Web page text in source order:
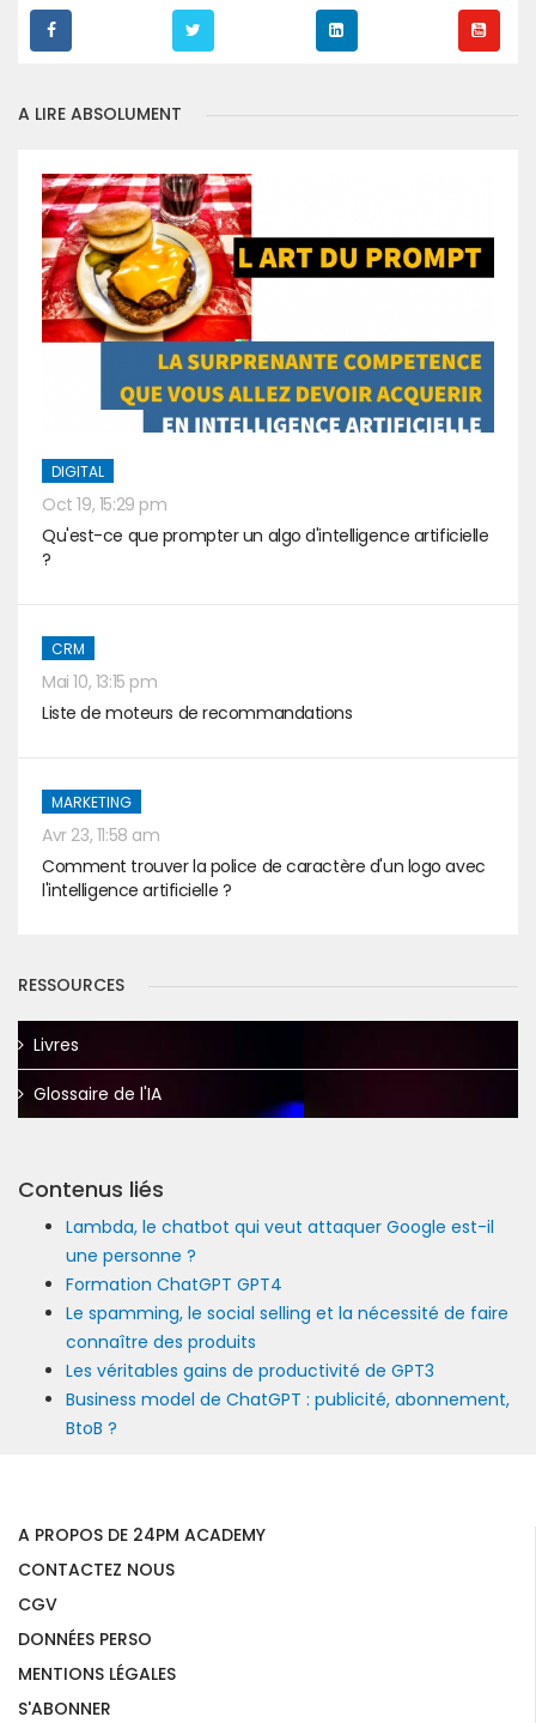
A LIRE ABSOLUMENT
DIGITAL
Oct 19, 15:29 pm
Qu'est-ce que prompter un algo d'intelligence artificielle
?
CRM
Mai 10, 13:15 pm
Liste de moteurs de recommandations
MARKETING
Avr 23, 11:58 am
Comment trouver la police de caractère d'un logo avec
l'intelligence artificielle ?
RESSOURCES
Livres
Glossaire de l'IA
Contenus liés
Lambda, le chatbot qui veut attaquer Google est-il
une personne ?
Formation ChatGPT GPT4
Le spamming, le social selling et la nécessité de faire
connaître des produits
Les véritables gains de productivité de GPT3
Business model de ChatGPT : publicité, abonnement,
BtoB ?
A PROPOS DE 24PM ACADEMY
CONTACTEZ NOUS
CGV
DONNÉES PERSO
MENTIONS LÉGALES
S'ABONNER